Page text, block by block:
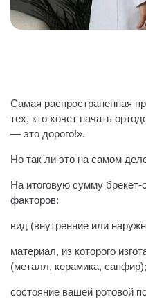
Самая распространенная
тех, кто хочет начать
— это дорого!».
Но так ли это на самом
На итоговую сумму
факторов:
вид (внутренние или
материал, из которого
(металл, керамика, сапфир);
состояние вашей ротовой